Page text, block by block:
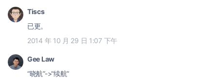
Tiscs
已更。
2014 年 10 月 29 日 1:07 下午
Gee Law
“晓航”->“续航”